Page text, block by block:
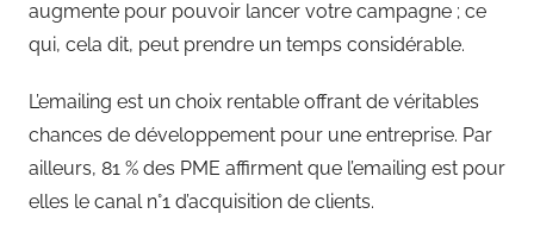
augmente pour pouvoir lancer votre campagne ; ce
qui, cela dit, peut prendre un temps considérable.
L’emailing est un choix rentable offrant de véritables
chances de développement pour une entreprise. Par
ailleurs, 81 % des PME affirment que l’emailing est pour
elles le canal n°1 d’acquisition de clients.